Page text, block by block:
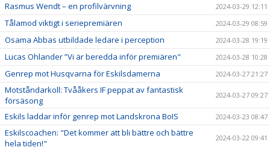
Rasmus Wendt – en profilvärvning 2024-03-29 12:11
Tålamod viktigt i seriepremiären 2024-03-29 08:59
Osama Abbas utbildade ledare i perception 2024-03-28 19:19
Lucas Ohlander ”Vi är beredda inför premiären" 2024-03-28 10:28
Genrep mot Husqvarna för Eskilsdamerna 2024-03-27 21:27
Motståndarkoll: Tvååkers IF peppat av fantastisk
försäsong
2024-03-27 09:27
Eskils laddar inför genrep mot Landskrona BoIS 2024-03-23 08:47
Eskilscoachen: "Det kommer att bli bättre och bättre
hela tiden!"
2024-03-22 09:41